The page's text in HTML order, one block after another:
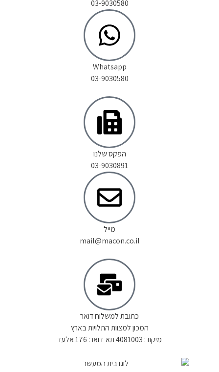
03-9030580
Whatsapp
03-9030580
הפקס שלנו
03-9030891
מייל
mail@macon.co.il
כתובת למשלוח דואר
המכון למצוות התלויות בארץ
מיקוד: 4081003 תא-דואר: 176 אלעד